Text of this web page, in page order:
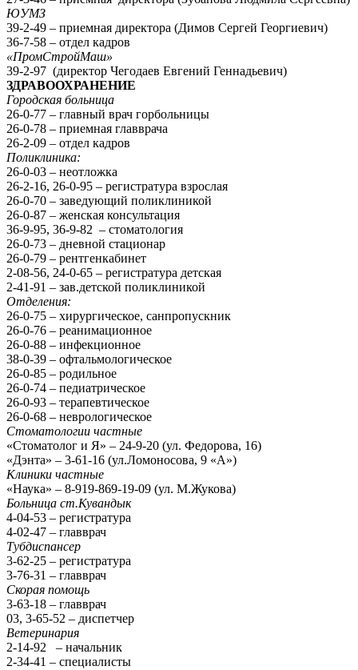
ЮУМЗ
39-2-49 – приемная директора (Димов Сергей Георгиевич)
36-7-58 – отдел кадров
«ПромСтройМаш»
39-2-97 (директор Чегодаев Евгений Геннадьевич)
ЗДРАВООХРАНЕНИЕ
Городская больница
26-0-77 – главный врач горбольницы
26-0-78 – приемная главврача
26-2-09 – отдел кадров
Поликлиника:
26-0-03 – неотложка
26-2-16, 26-0-95 – регистратура взрослая
26-0-70 – заведующий поликлиникой
26-0-87 – женская консультация
36-9-95, 36-9-82 – стоматология
26-0-73 – дневной стационар
26-0-79 – рентгенкабинет
2-08-56, 24-0-65 – регистратура детская
2-41-91 – зав.детской поликлиникой
Отделения:
26-0-75 – хирургическое, санпропускник
26-0-76 – реанимационное
26-0-88 – инфекционное
38-0-39 – офтальмологическое
26-0-85 – родильное
26-0-74 – педиатрическое
26-0-93 – терапевтическое
26-0-68 – неврологическое
Стоматологии частные
«Стоматолог и Я» – 24-9-20 (ул. Федорова, 16)
«Дэнта» – 3-61-16 (ул.Ломоносова, 9 «А»)
Клиники частные
«Наука» – 8-919-869-19-09 (ул. М.Жукова)
Больница ст.Кувандык
4-04-53 – регистратура
4-02-47 – главврач
Тубдиспансер
3-62-25 – регистратура
3-76-31 – главврач
Скорая помощь
3-63-18 – главврач
03, 3-65-52 – диспетчер
Ветеринария
2-14-92 – начальник
2-34-41 – специалисты